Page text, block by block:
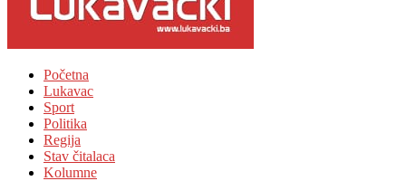
Početna
Lukavac
Sport
Politika
Regija
Stav čitalaca
Kolumne